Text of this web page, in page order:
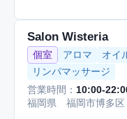
Salon Wisteria
個室 アロマ オイ
リンパマッサージ
営業時間： 10:00-
福岡県 福岡市博多区